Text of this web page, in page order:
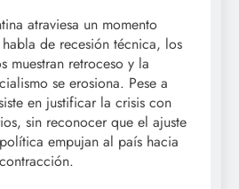
atraviesa un momento
de recesión técnica, los
muestran retroceso y la
se erosiona. Pese a
en justificar la crisis con
sin reconocer que el ajuste
empujan al país hacia